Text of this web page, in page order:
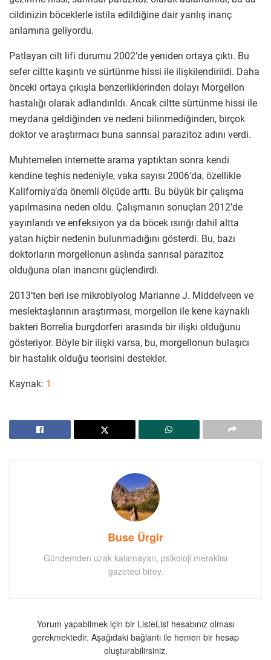
cildinizin böceklerle istila edildiğine dair yanlış inanç
anlamına geliyordu.
Patlayan cilt lifi durumu 2002’de yeniden ortaya çıktı. Bu
sefer ciltte kaşıntı ve sürtünme hissi ile ilişkilendirildi. Daha
önceki ortaya çıkışla benzerliklerinden dolayı Morgellon
hastalığı olarak adlandırıldı. Ancak ciltte sürtünme hissi ile
meydana geldiğinden ve nedeni bilinmediğinden, birçok
doktor ve araştırmacı buna sanrısal parazitoz adını verdi.
Muhtemelen internette arama yaptıktan sonra kendi
kendine teşhis nedeniyle, vaka sayısı 2006’da, özellikle
Kaliforniya’da önemli ölçüde arttı. Bu büyük bir çalışma
yapılmasına neden oldu. Çalışmanın sonuçları 2012’de
yayınlandı ve enfeksiyon ya da böcek ısırığı dahil altta
yatan hiçbir nedenin bulunmadığını gösterdi. Bu, bazı
doktorların morgellonun aslında sanrısal parazitoz
olduğuna olan inancını güçlendirdi.
2013’ten beri ise mikrobiyolog Marianne J. Middelveen ve
meslektaşlarının araştırması, morgellon ile kene kaynaklı
bakteri Borrelia burgdorferi arasında bir ilişki olduğunu
gösteriyor. Böyle bir ilişki varsa, bu, morgellonun bulaşıcı
bir hastalık olduğu teorisini destekler.
Kaynak: 1
Buse Ürgir
Gündemden uzak kalamayan, psikoloji meraklısı
gazeteci birey.
Yorum yapabilmek için bir ListeList hesabınız olması
gerekmektedir. Aşağıdaki bağlantı ile hemen bir hesap
oluşturabilirsiniz.